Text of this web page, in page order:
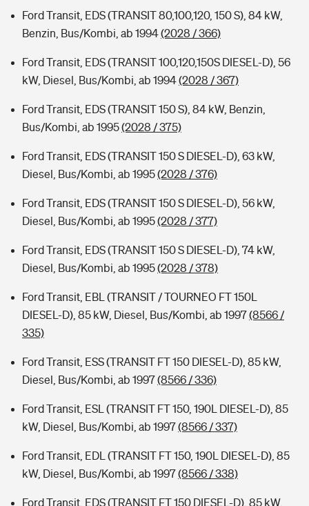
Ford Transit, EDS (TRANSIT 80,100,120, 150 S), 84 kW,
Benzin, Bus/Kombi, ab 1994(2028 / 366)
Ford Transit, EDS (TRANSIT 100,120,150S DIESEL-D), 56
kW, Diesel, Bus/Kombi, ab 1994(2028 / 367)
Ford Transit, EDS (TRANSIT 150 S), 84 kW, Benzin,
Bus/Kombi, ab 1995(2028 / 375)
Ford Transit, EDS (TRANSIT 150 S DIESEL-D), 63 kW,
Diesel, Bus/Kombi, ab 1995(2028 / 376)
Ford Transit, EDS (TRANSIT 150 S DIESEL-D), 56 kW,
Diesel, Bus/Kombi, ab 1995(2028 / 377)
Ford Transit, EDS (TRANSIT 150 S DIESEL-D), 74 kW,
Diesel, Bus/Kombi, ab 1995(2028 / 378)
Ford Transit, EBL (TRANSIT / TOURNEO FT 150L
DIESEL-D), 85 kW, Diesel, Bus/Kombi, ab 1997(8566 /
335)
Ford Transit, ESS (TRANSIT FT 150 DIESEL-D), 85 kW,
Diesel, Bus/Kombi, ab 1997(8566 / 336)
Ford Transit, ESL (TRANSIT FT 150, 190L DIESEL-D), 85
kW, Diesel, Bus/Kombi, ab 1997(8566 / 337)
Ford Transit, EDL (TRANSIT FT 150, 190L DIESEL-D), 85
kW, Diesel, Bus/Kombi, ab 1997(8566 / 338)
Ford Transit, EDS (TRANSIT FT 150 DIESEL-D), 85 kW,